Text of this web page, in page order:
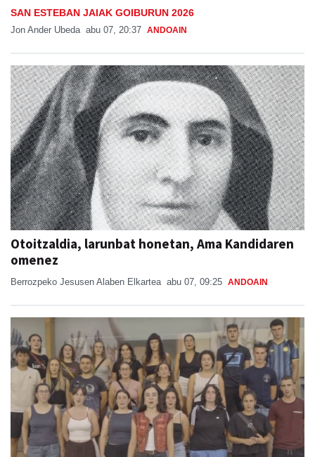
SAN ESTEBAN JAIAK GOIBURUN 2026
Jon Ander Ubeda abu 07, 20:37 ANDOAIN
Otoitzaldia, larunbat honetan, Ama Kandidaren
omenez
Berrozpeko Jesusen Alaben Elkartea abu 07, 09:25 ANDOAIN